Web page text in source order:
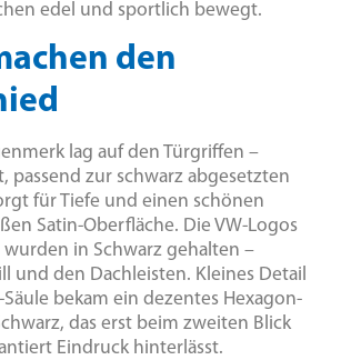
edel und sportlich bewegt.
den
lag auf den Türgriffen –
passend zur schwarz abgesetzten
für Tiefe und einen schönen
Satin-Oberfläche. Die VW-Logos
in Schwarz gehalten –
und den Dachleisten. Kleines Detail
Säule bekam ein dezentes Hexagon-
das erst beim zweiten Blick
Eindruck hinterlässt.